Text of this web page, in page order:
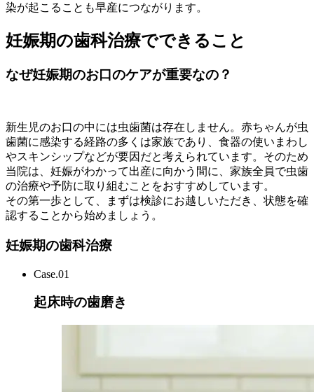
染が起こることも早産につながります。
妊娠期の歯科治療でできること
なぜ妊娠期のお口のケアが重要なの？
新生児のお口の中には虫歯菌は存在しません。赤ちゃんが虫
歯菌に感染する経路の多くは家族であり、食器の使いまわし
やスキンシップなどが要因だと考えられています。そのため
当院は、妊娠がわかって出産に向かう間に、家族全員で虫歯
の治療や予防に取り組むことをおすすめしています。
その第一歩として、まずは検診にお越しいただき、状態を確
認することから始めましょう。
妊娠期の歯科治療
Case.01
起床時の歯磨き